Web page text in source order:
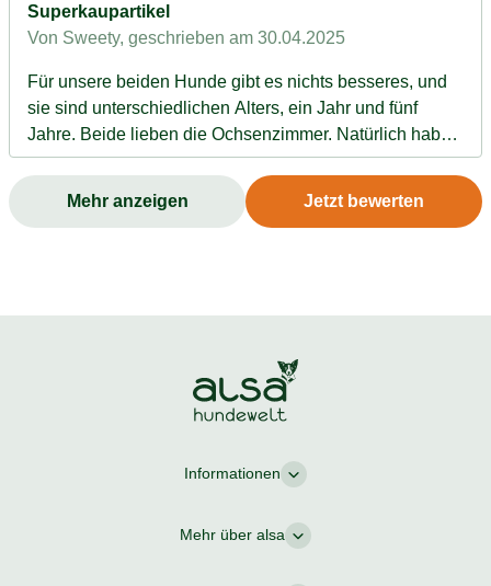
Superkaupartikel
Von Sweety, geschrieben am 30.04.2025
Für unsere beiden Hunde gibt es nichts besseres, und
sie sind unterschiedlichen Alters, ein Jahr und fünf
Jahre. Beide lieben die Ochsenzimmer. Natürlich haben
die Ochsenziemer einen Eigen Geruch aber diese ist
nicht so extrem, wie es bei anderen Kauartikeln der Fall
ist und wir wissen alle gerade der Geruch ist für unsere
unterscheiden tatsächlich, ob sie von Alsa Hundewelt
werden.. definitiv werden die von Alsa Hundewelt
bevorzugt des Weiteren werden die Zähne
hervorragend dadurch gepflegt, was unsere Tierärztin
Mehr anzeigen Jetzt bewerten
Informationen
Mehr über alsa